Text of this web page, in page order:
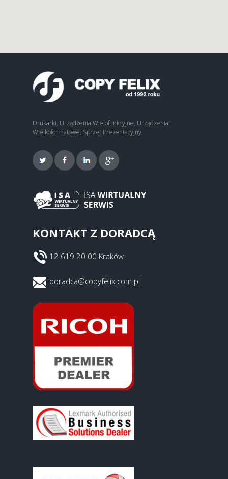
Drukarki, Urządzenia Wielofunkcyjne, Urządzenia
Wielkoformatowe, Sprzęt Prezentacyjny
KONTAKT Z DORADCĄ
12 619 20 00 Kraków
doradca@copyfelix.com.pl